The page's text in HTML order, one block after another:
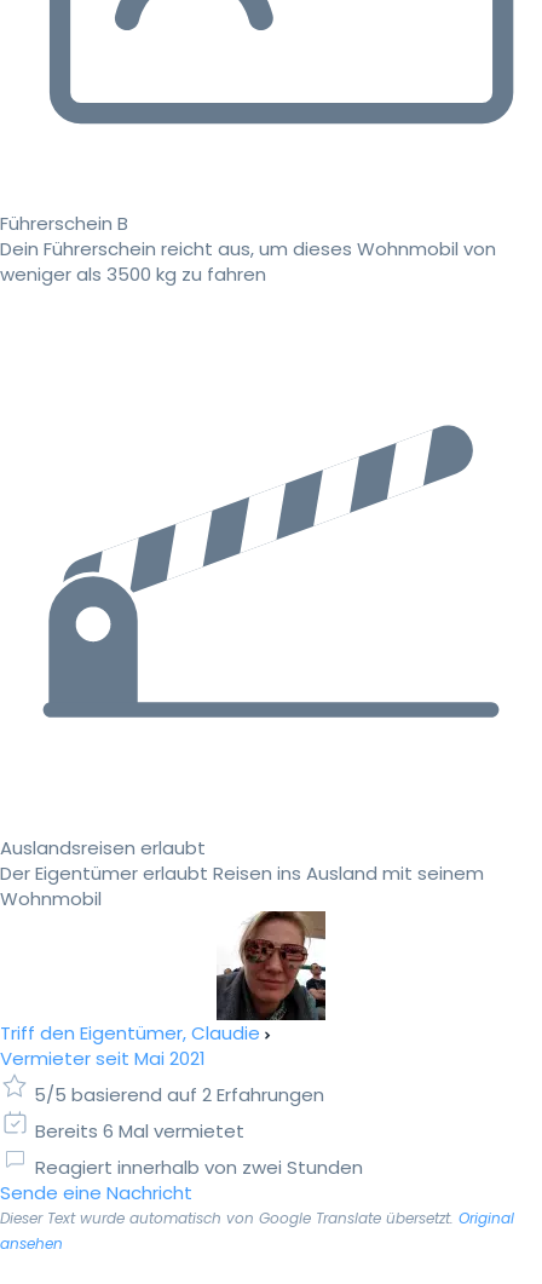
Führerschein B
Dein Führerschein reicht aus, um dieses Wohnmobil von
weniger als 3500 kg zu fahren
Auslandsreisen erlaubt
Der Eigentümer erlaubt Reisen ins Ausland mit seinem
Wohnmobil
Triff den Eigentümer, Claudie
Vermieter seit Mai 2021
5/5 basierend auf 2 Erfahrungen
Bereits 6 Mal vermietet
Reagiert innerhalb von zwei Stunden
Sende eine Nachricht
Dieser Text wurde automatisch von Google Translate übersetzt. Original
ansehen